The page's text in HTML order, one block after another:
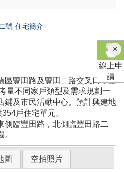
號-住宅簡介
區豐田路及豐田二路交叉口，基
量不同家戶類型及需求規劃一
鋪及市民活動中心。預計興建地
戶住宅單元。
側臨豐田路，北側臨豐田路二
圖 空拍照片
×關
閉
線上申
請